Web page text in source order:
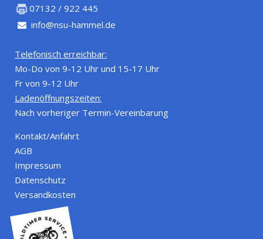
07132 / 922 445
info@nsu-hammel.de
Telefonisch erreichbar:
Mo-Do von 9-12 Uhr und 15-17 Uhr
Fr von 9-12 Uhr
Ladenöffnungszeiten:
Nach vorheriger Termin-Vereinbarung
Kontakt/Anfahrt
AGB
Impressum
Datenschutz
Versandkosten